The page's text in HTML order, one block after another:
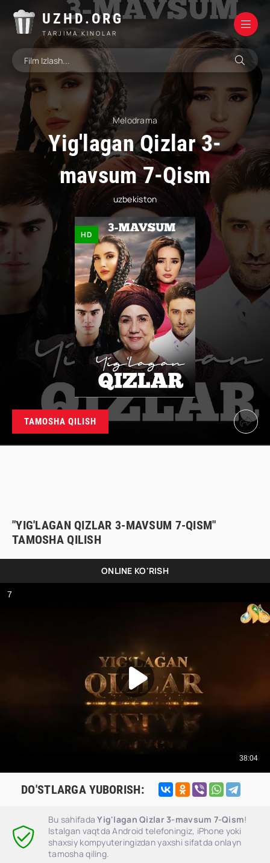
UZHD.ORG
TARJIMA KINOLAR
Melodrama
Yig'lagan Qizlar 3-
mavsum 7-Qism
uzbekiston
HD
TAMOSHA QILISH
"YIG'LAGAN QIZLAR 3-MAVSUM 7-QISM"
TAMOSHA QILISH
ONLINE KO'RISH
DO'STLARGA YUBORISH:
Bu sahifadaYig'lagan Qizlar 3-mavsum 7-Qism!
Istalgan vaqtda Android telefoningiz, iPhone yoki
shaxsiy kompyuteringizdan yaxshi sifatda onlayn
tamosha qiling.